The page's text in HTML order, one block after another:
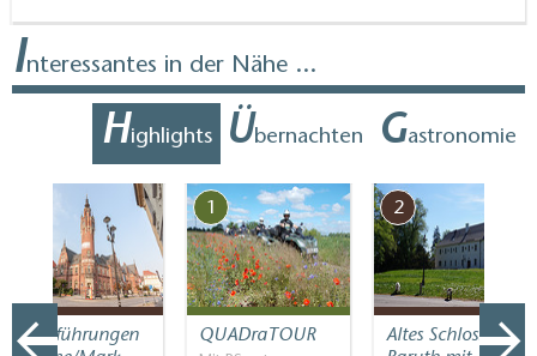
Interessantes in der Nähe ...
Highlights Übernachten Gastronomie
Stadtführungen
1
QUADraTOUR
2
Altes Schloss